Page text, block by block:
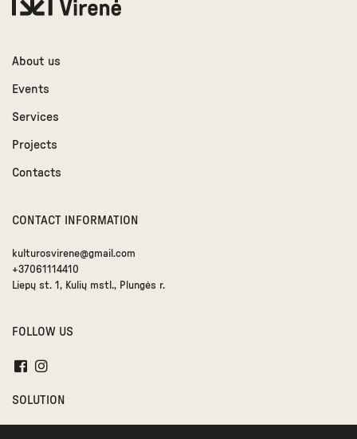
About us
Events
Services
Projects
Contacts
CONTACT INFORMATION
kulturosvirene@gmail.com
+37061114410
Liepų st. 1, Kulių mstl., Plungės r.
FOLLOW US
SOLUTION